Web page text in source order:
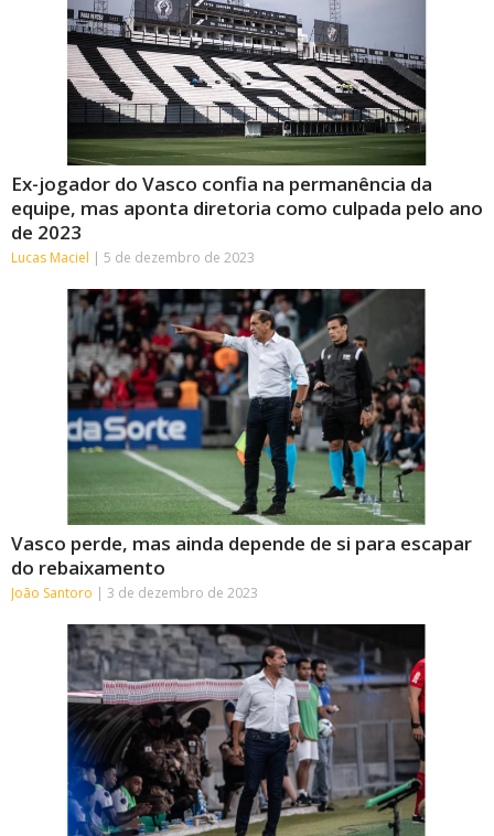
Ex-jogador do Vasco confia na permanência da
equipe, mas aponta diretoria como culpada pelo ano
de 2023
Lucas Maciel 5 de dezembro de 2023
Vasco perde, mas ainda depende de si para escapar
do rebaixamento
João Santoro 3 de dezembro de 2023